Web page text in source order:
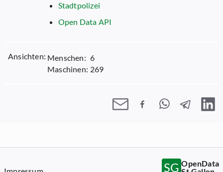
Stadtpolizei
Open Data API
Ansichten: Menschen: 6
Maschinen: 269
SG OpenData